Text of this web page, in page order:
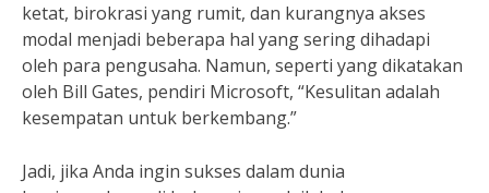
ketat, birokrasi yang rumit, dan kurangnya akses
modal menjadi beberapa hal yang sering dihadapi
oleh para pengusaha. Namun, seperti yang dikatakan
oleh Bill Gates, pendiri Microsoft, “Kesulitan adalah
kesempatan untuk berkembang.”
Jadi, jika Anda ingin sukses dalam dunia